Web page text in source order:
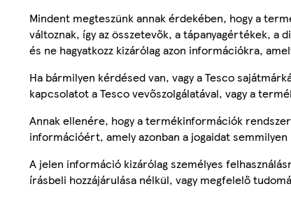
Mindent megteszünk annak érdekében, hogy a
változnak, így az összetevők, a tápanyagértékek,
és ne hagyatkozz kizárólag azon információkra,
Ha bármilyen kérdésed van, vagy a Tesco
kapcsolatot a Tesco vevőszolgálatával, vagy a
Annak ellenére, hogy a termékinformációk
információért, amely azonban a jogaidat
A jelen információ kizárólag személyes
írásbeli hozzájárulása nélkül, vagy megfelelő